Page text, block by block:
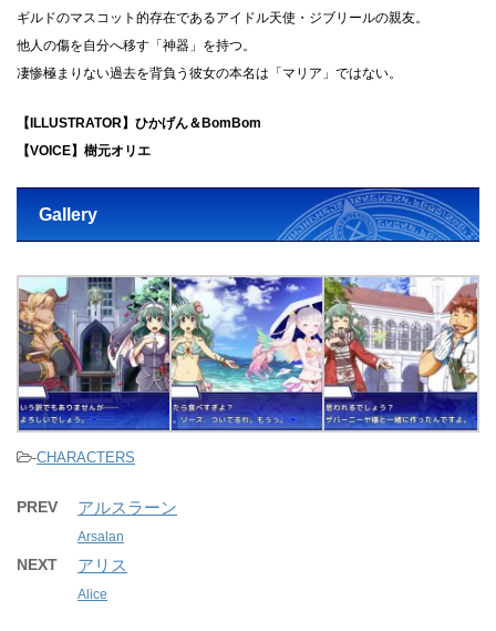
ギルドのマスコット的存在であるアイドル天使・ジブリールの親友。
他人の傷を自分へ移す「神器」を持つ。
凄惨極まりない過去を背負う彼女の本名は「マリア」ではない。
【ILLUSTRATOR】ひかげん＆BomBom
【VOICE】樹元オリエ
Gallery
-CHARACTERS
PREV アルスラーン
Arsalan
NEXT アリス
Alice